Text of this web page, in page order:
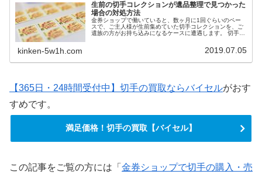
生前の切手コレクションが遺品整理で見つかった
場合の対処方法
金券ショップで働いていると、数ヶ月に1回ぐらいのペー
スで、ご主人様が生前集めていた切手コレクションを、ご
遺族の方がお持ち込みになるケースに遭遇します。 切手の
ていた切手は、1枚ずつのバラであることが多く、額面も
価格を提示することはまずできません。 ほとんどのお客様
様もいらっしゃるでしょうが、そういうわけにもいきませ
ん。 今回は、生前の切手コレクションが遺品整理で見つか
kinken-5w1h.com 2019.07.05
【365日・24時間受付中】切手の買取ならバイセルがおす
すめです。
満足価格！切手の買取【バイセル】
この記事をご覧の方には「 金券ショップで切手の購入・売